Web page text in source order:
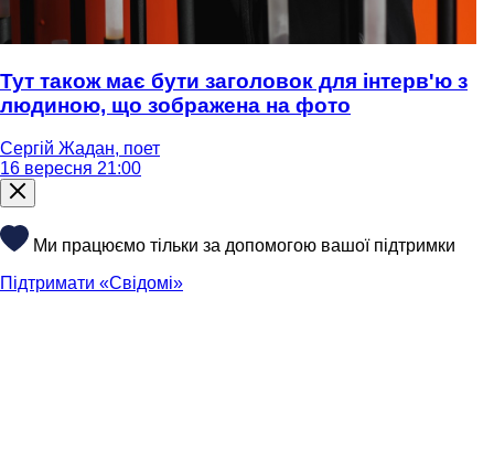
Тут також має бути заголовок для інтерв'ю з
людиною, що зображена на фото
Сергій Жадан, поет
16 вересня 21:00
Ми працюємо тільки за допомогою вашої підтримки
Підтримати «Свідомі»